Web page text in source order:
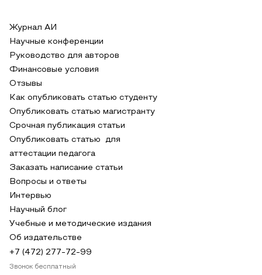
Журнал АИ
Научные конференции
Руководство для авторов
Финансовые условия
Отзывы
Как опубликовать статью студенту
Опубликовать статью магистранту
Срочная публикация статьи
Опубликовать статью для
аттестации педагога
Заказать написание статьи
Вопросы и ответы
Интервью
Научный блог
Учебные и методические издания
Об издательстве
+7 (472) 277-72-99
Звонок бесплатный